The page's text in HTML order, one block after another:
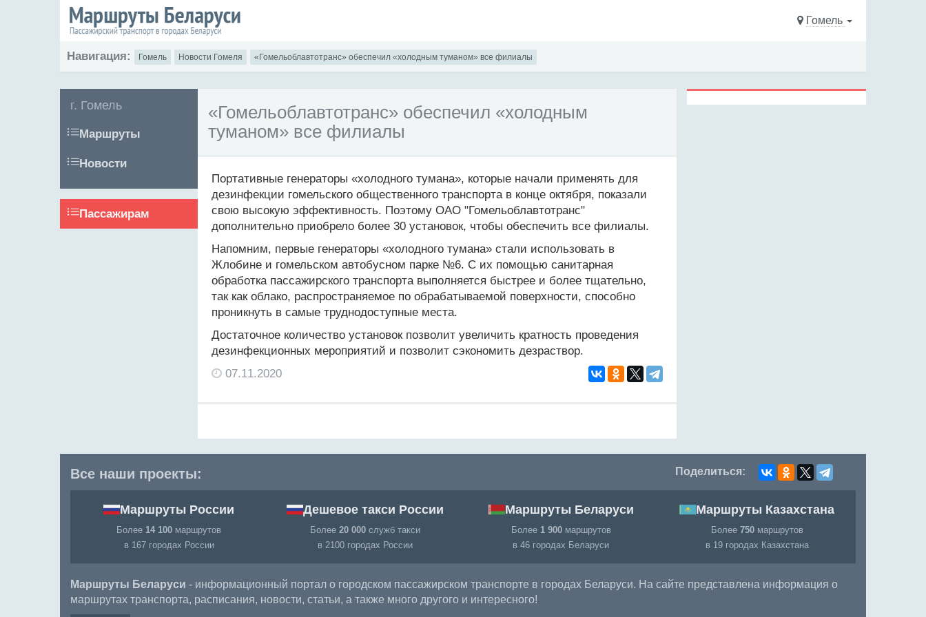
Гомель
Навигация: Гомель Новости Гомеля «Гомельоблавтотранс» обеспечил «холодным туманом» все филиалы
г. Гомель
Маршруты
Новости
Пассажирам
«Гомельоблавтотранс» обеспечил «холодным
туманом» все филиалы
Портативные генераторы «холодного тумана», которые начали применять для
дезинфекции гомельского общественного транспорта в конце октября, показали
свою высокую эффективность. Поэтому ОАО "Гомельоблавтотранс"
дополнительно приобрело более 30 установок, чтобы обеспечить все филиалы.
Напомним, первые генераторы «холодного тумана» стали использовать в
Жлобине и гомельском автобусном парке №6. С их помощью санитарная
обработка пассажирского транспорта выполняется быстрее и более тщательно,
так как облако, распространяемое по обрабатываемой поверхности, способно
проникнуть в самые труднодоступные места.
Достаточное количество установок позволит увеличить кратность проведения
дезинфекционных мероприятий и позволит сэкономить дезраствор.
07.11.2020
Все наши проекты: Поделиться:
Маршруты России
Более 14 100 маршрутов
в 167 городах России
Дешевое такси России
Более 20 000служб такси
в 2100 городах России
Маршруты Беларуси
Более 1 900маршрутов
в 46 городах Беларуси
Маршруты Казахстана
Более 750маршрутов
в 19 городах Казахстана
Маршруты Беларуси - информационный портал о городском пассажирском транспорте в городах Беларуси. На сайте представлена информация о
маршрутах транспорта, расписания, новости, статьи, а также много другого и интересного!